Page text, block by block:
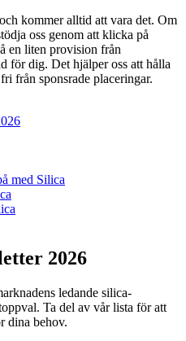
kommer alltid att vara det. Om
oss genom att klicka på
en liten provision från
för dig. Det hjälper oss att hålla
från sponsrade placeringar.
med Silica
2026
ledande silica-
Ta del av vår lista för att
dina behov.